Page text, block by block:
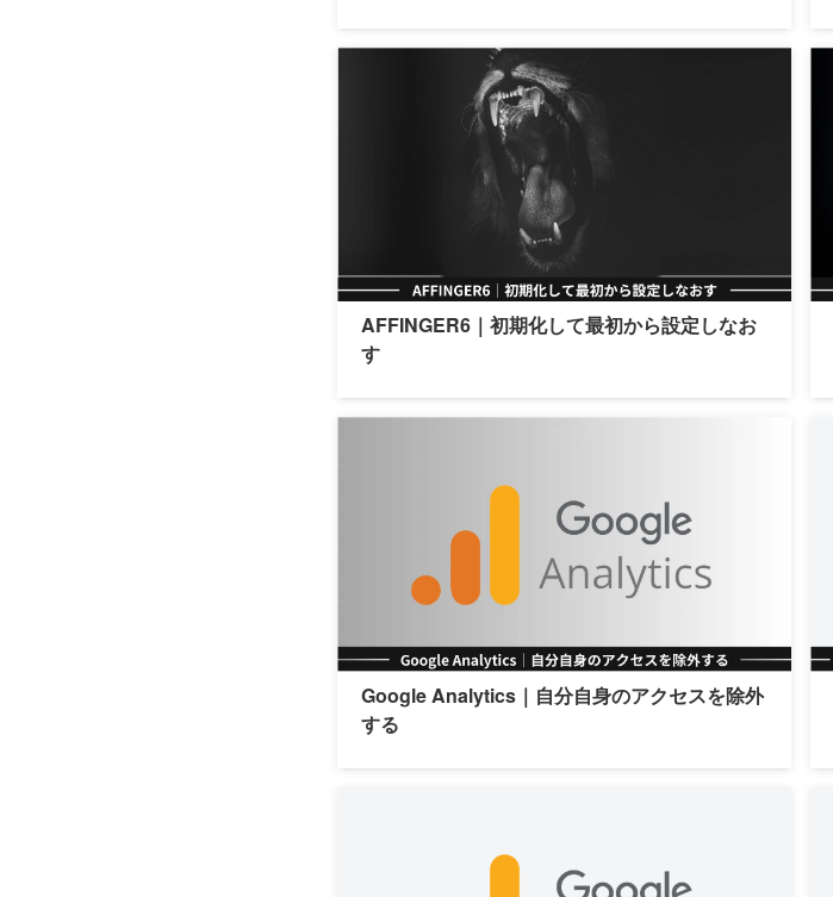
AFFINGER6｜初期化して最初から設定しなお
す
Google Analytics｜自分自身のアクセスを除外
する